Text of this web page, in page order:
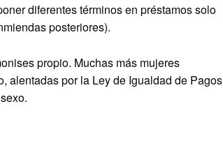
diferentes términos en préstamos solo
posteriores).
propio. Muchas más mujeres
alentadas por la Ley de Igualdad de Pagos